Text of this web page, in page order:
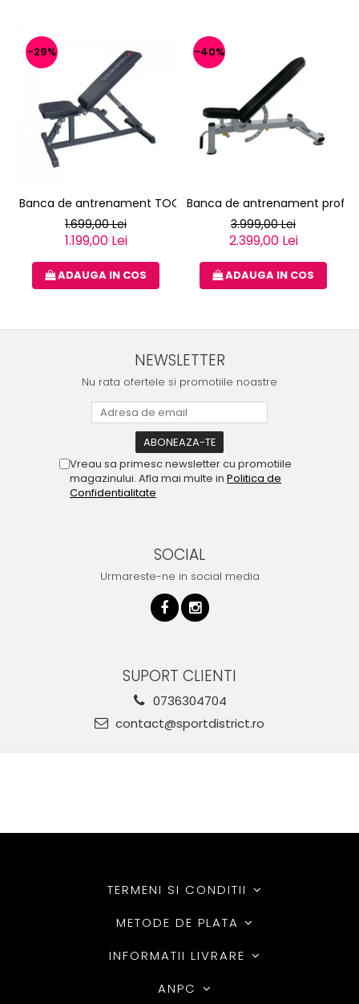
-29%
Banca de antrenament TOORX WBX-85
1.699,00 Lei
1.199,00 Lei
ADAUGA IN COS
-40%
Banca de antrenament
3.999,00 Lei
2.399,00 Lei
ADAUGA IN COS
NEWSLETTER
Nu rata ofertele si promotiile noastre
Vreau sa primesc newsletter cu promotiile
magazinului. Afla mai multe in Politica de
Confidentialitate
SOCIAL
Urmareste-ne in social media
SUPORT CLIENTI
0736304704
contact@sportdistrict.ro
TERMENI SI CONDITII
METODE DE PLATA
INFORMATII LIVRARE
ANPC